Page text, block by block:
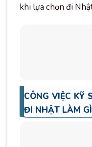
khi lựa chọn đi
CÔNG VIỆC KỸ
ĐI NHẬT LÀM